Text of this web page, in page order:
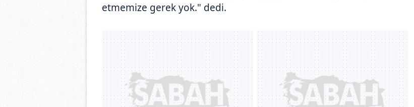
etmemize gerek yok." dedi.